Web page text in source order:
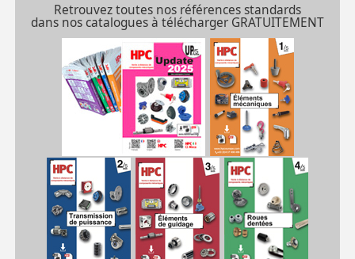
Retrouvez toutes nos références standards
dans nos catalogues à télécharger GRATUITEMENT